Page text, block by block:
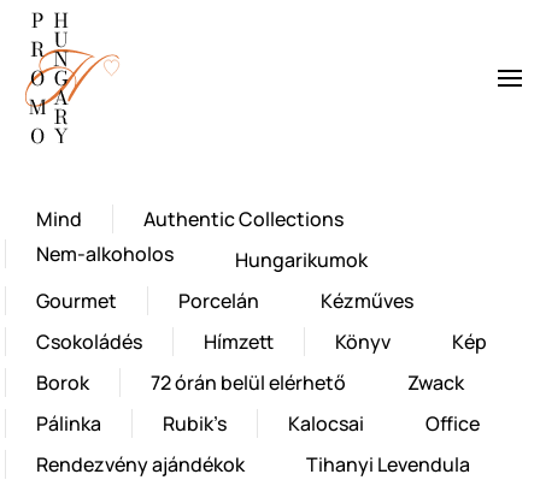
Fő tartalom átugrása
Mind
Authentic Collections
Nem-alkoholos
Hungarikumok
Gourmet
Porcelán
Kézműves
Csokoládés
Hímzett Könyv
Kép
Borok
72 órán belül elérhető
Zwack
Pálinka
Rubik’s Kalocsai
Office
Rendezvény ajándékok
Tihanyi Levendula